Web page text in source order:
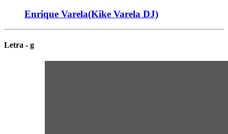
Enrique Varela(Kike Varela DJ)
Letra - g